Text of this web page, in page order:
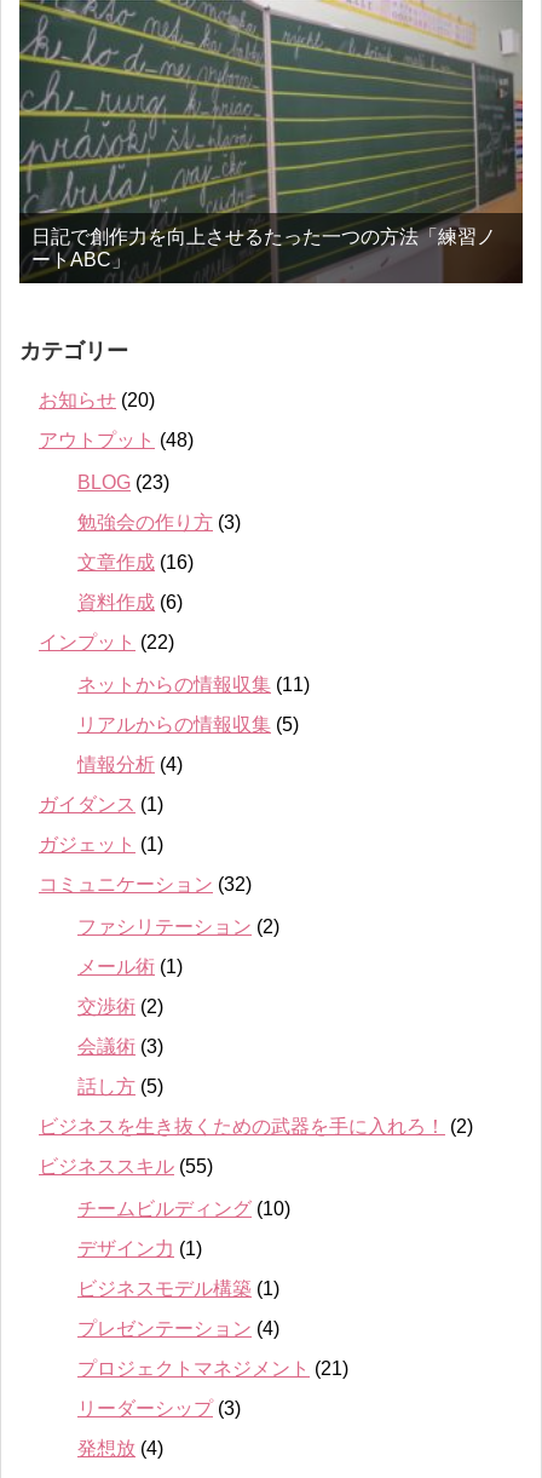
日記で創作力を向上させるたった一つの方法「練習ノ
ートABC」
カテゴリー
お知らせ (20)
アウトプット (48)
BLOG (23)
勉強会の作り方 (3)
文章作成 (16)
資料作成 (6)
インプット (22)
ネットからの情報収集 (11)
リアルからの情報収集 (5)
情報分析 (4)
ガイダンス (1)
ガジェット (1)
コミュニケーション (32)
ファシリテーション (2)
メール術 (1)
交渉術 (2)
会議術 (3)
話し方 (5)
ビジネスを生き抜くための武器を手に入れろ！
(2)
ビジネススキル (55)
チームビルディング (10)
デザイン力 (1)
ビジネスモデル構築 (1)
プレゼンテーション (4)
プロジェクトマネジメント (21)
リーダーシップ(3)
発想放 (4)